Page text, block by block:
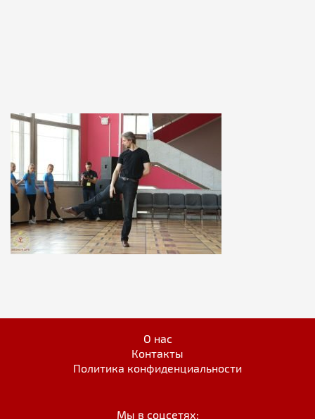
О нас
Контакты
Политика конфиденциальности
Мы в соцсетях: